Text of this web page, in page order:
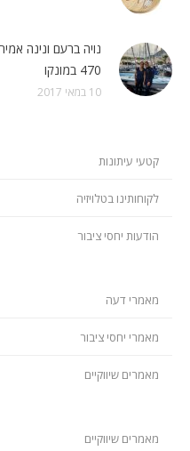
נויה ברעם ונינה
470 במונקו
10 במאי 2017
קטעי עיתונות
לקוחותינו בטלויזיה
הודעות יחסי ציבור
מאמרי דעה
מאמרי יחסי ציבור
מאמרים שיווקיים
מאמרים שיווקיים